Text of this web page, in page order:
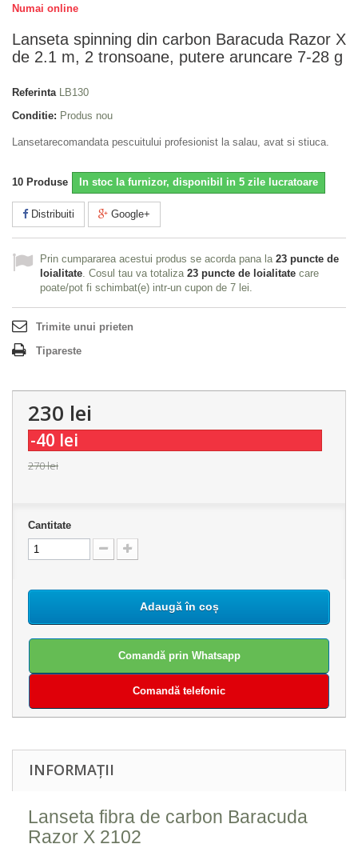
Numai online
Lanseta spinning din carbon Baracuda Razor X
de 2.1 m, 2 tronsoane, putere aruncare 7-28 g
Referinta
LB130
Conditie: Produs nou
Lansetarecomandata pescuitului profesionist la salau, avat si stiuca.
10 Produse In stoc la furnizor, disponibil in 5 zile lucratoare
Distribuiti Google+
Prin cumpararea acestui produs se acorda pana la 23 puncte de
loialitate . Cosul tau va totaliza 23 puncte de loialitate care
poate/pot fi schimbat(e) intr-un cupon de 7 lei
Trimite unui prieten
Tipareste
230 lei
-40 lei
270 lei
Cantitate
Adaugă în coș
Comandă prin Whatsapp
Comandă telefonic
INFORMAȚII
Lanseta fibra de carbon Baracuda
Razor X 2102